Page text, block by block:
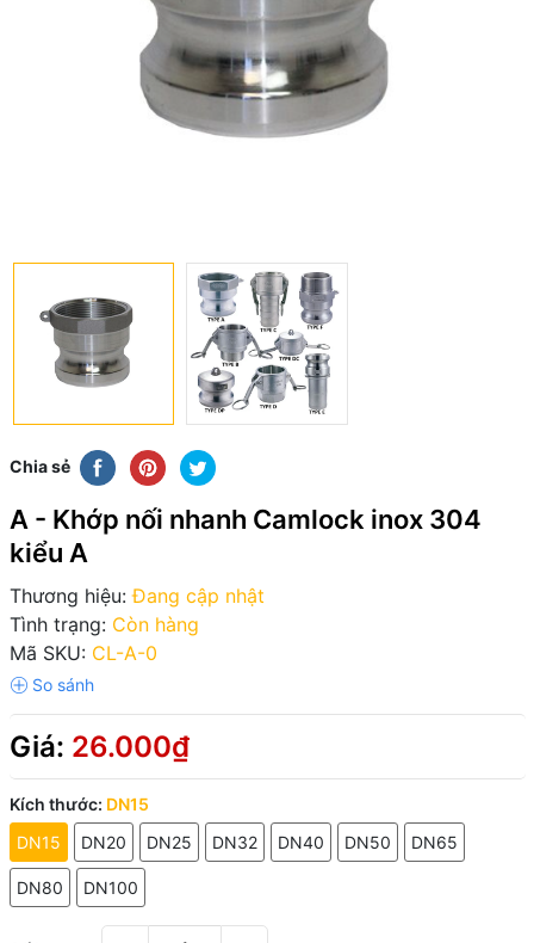
Chia sẻ
A - Khớp nối nhanh Camlock inox 304
kiểu A
Thương hiệu: Đang cập nhật
Tình trạng: Còn hàng
Mã SKU: CL-A-0
Giá: 26.000₫
Kích thước: DN15
DN15
DN20 DN25 DN32 DN40 DN50 DN65
DN80 DN100